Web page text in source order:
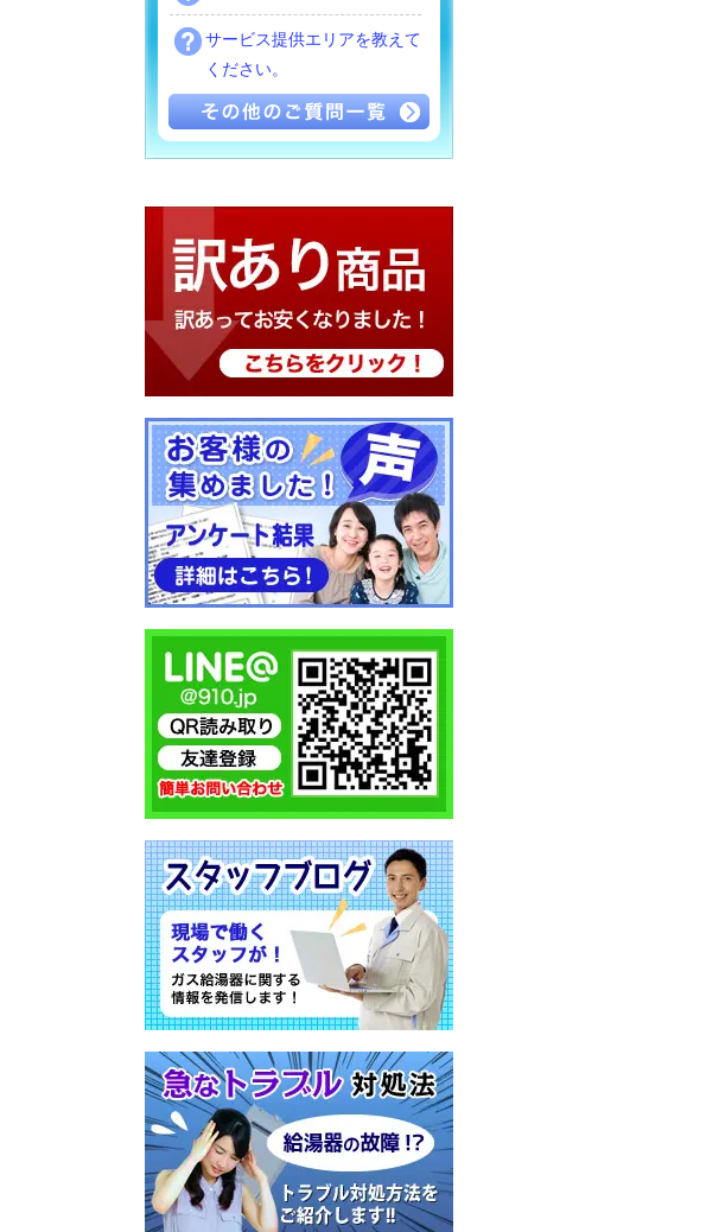
サービス提供エリアを教えて
ください。